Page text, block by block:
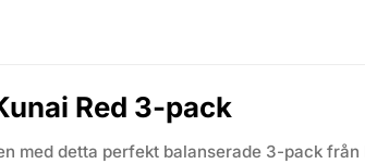
Red 3-pack
med detta perfekt balanserade 3-pack